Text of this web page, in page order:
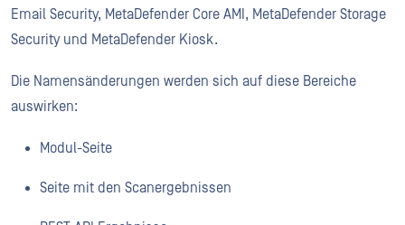
Email Security, MetaDefender Core AMI, MetaDefender Storage
Security und MetaDefender Kiosk.
Die Namensänderungen werden sich auf diese Bereiche
auswirken:
Modul-Seite
Seite mit den Scanergebnissen